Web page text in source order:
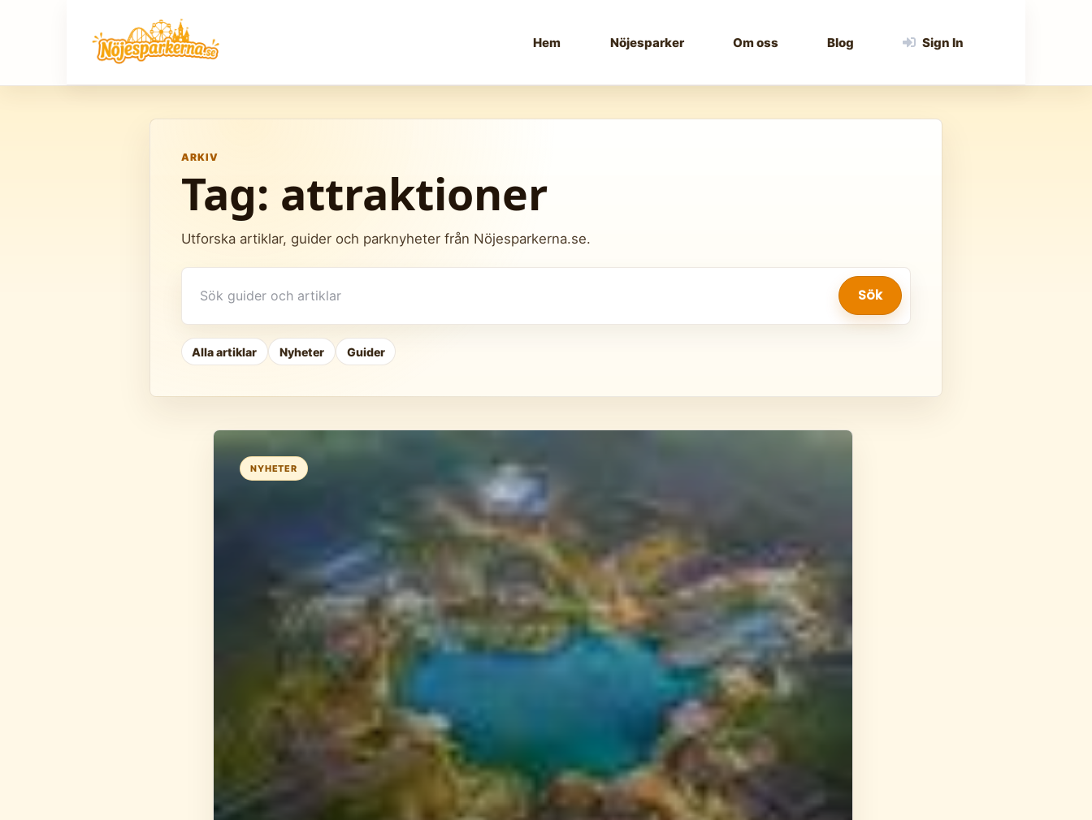
Hem Nöjesparker Om oss Blog Sign In
ARKIV
Tag: attraktioner
Utforska artiklar, guider och parknyheter från Nöjesparkerna.se.
artiklar
Sök
Alla artiklar Nyheter Guider
NYHETER